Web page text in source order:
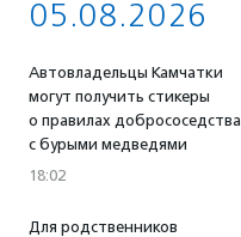
05.08.2026
Автовладельцы Камчатки
могут получить стикеры
о правилах добрососедства
с бурыми медведями
18:02
Для родственников